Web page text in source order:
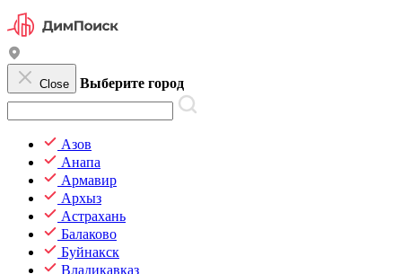
Close Выберите город
Азов
Анапа
Армавир
Архыз
Астрахань
Балаково
Буйнакск
Владикавказ